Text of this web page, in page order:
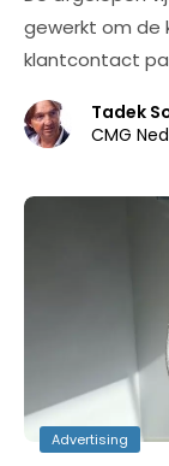
gewerkt om de
klantcontact
Tadek
CMG
Advertising